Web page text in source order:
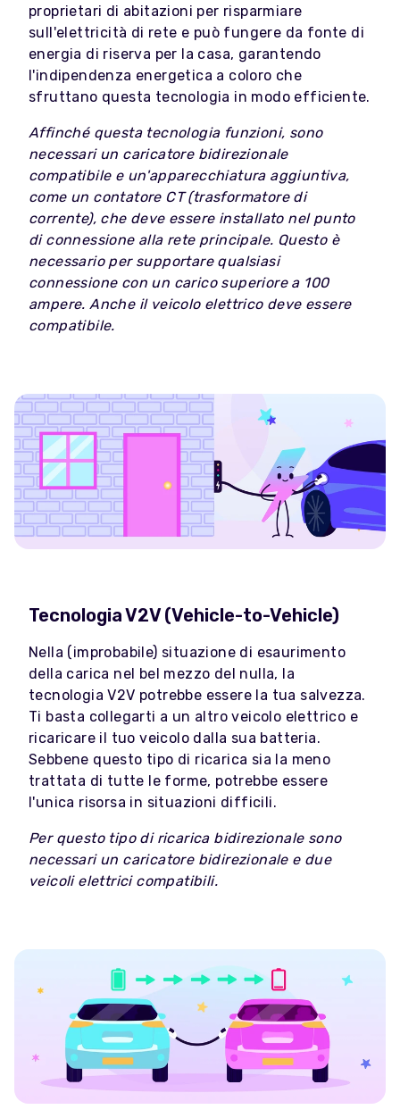
proprietari di abitazioni per risparmiare
sull'elettricità di rete e può fungere da fonte di
energia di riserva per la casa, garantendo
l'indipendenza energetica a coloro che
sfruttano questa tecnologia in modo efficiente.
Affinché questa tecnologia funzioni, sono
necessari un caricatore bidirezionale
compatibile e un'apparecchiatura aggiuntiva,
come un contatore CT (trasformatore di
corrente), che deve essere installato nel punto
di connessione alla rete principale. Questo è
necessario per supportare qualsiasi
connessione con un carico superiore a 100
ampere. Anche il veicolo elettrico deve essere
compatibile.
Tecnologia V2V (Vehicle-to-Vehicle)
Nella (improbabile) situazione di esaurimento
della carica nel bel mezzo del nulla, la
tecnologia V2V potrebbe essere la tua salvezza.
Ti basta collegarti a un altro veicolo elettrico e
ricaricare il tuo veicolo dalla sua batteria.
Sebbene questo tipo di ricarica sia la meno
trattata di tutte le forme, potrebbe essere
l'unica risorsa in situazioni difficili.
Per questo tipo di ricarica bidirezionale sono
necessari un caricatore bidirezionale e due
veicoli elettrici compatibili.